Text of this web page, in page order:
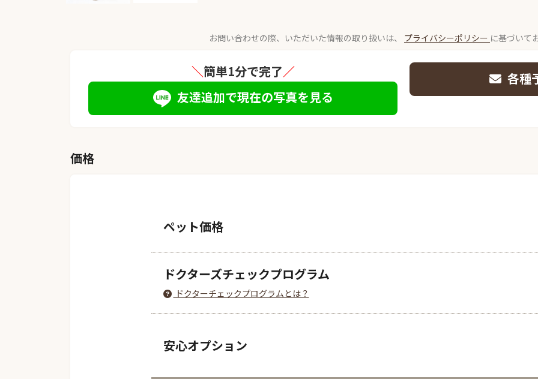
お問い合わせの際、いただいた情報の取り扱いは、 プライバシーポリシー に基づいて
＼簡単1分で完了／
友達追加で現在の写真を見る
各種
価格
ペット価格
ドクターズチェックプログラム
ドクターチェックプログラムとは？
安心オプション